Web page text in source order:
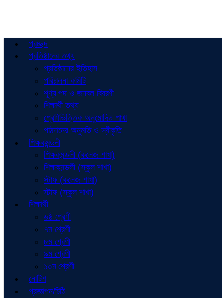
প্রচ্ছদ
প্রতিষ্ঠানের তথ্য
প্রতিষ্ঠানের ইতিহাস
পরিচালনা কমিটি
শূণ্য পদ ও জনবল বিবরণী
শিক্ষার্থী তথ্য
শ্রেণিভিত্তিক অনুমোদিত শাখা
পাঠদানের অনুমতি ও স্বীকৃতি
শিক্ষকমন্ডলী
শিক্ষকমন্ডলী (কলেজ শাখা)
শিক্ষকমন্ডলী (স্কুল শাখা)
স্টাফ (কলেজ শাখা)
স্টাফ (স্কুল শাখা)
শিক্ষার্থী
৬ষ্ঠ শ্রেণী
৭ম শ্রেণী
৮ম শ্রেণী
৯ম শ্রেণী
১০ম শ্রেণী
নোটিশ
প্রজ্ঞাপন/চিঠি